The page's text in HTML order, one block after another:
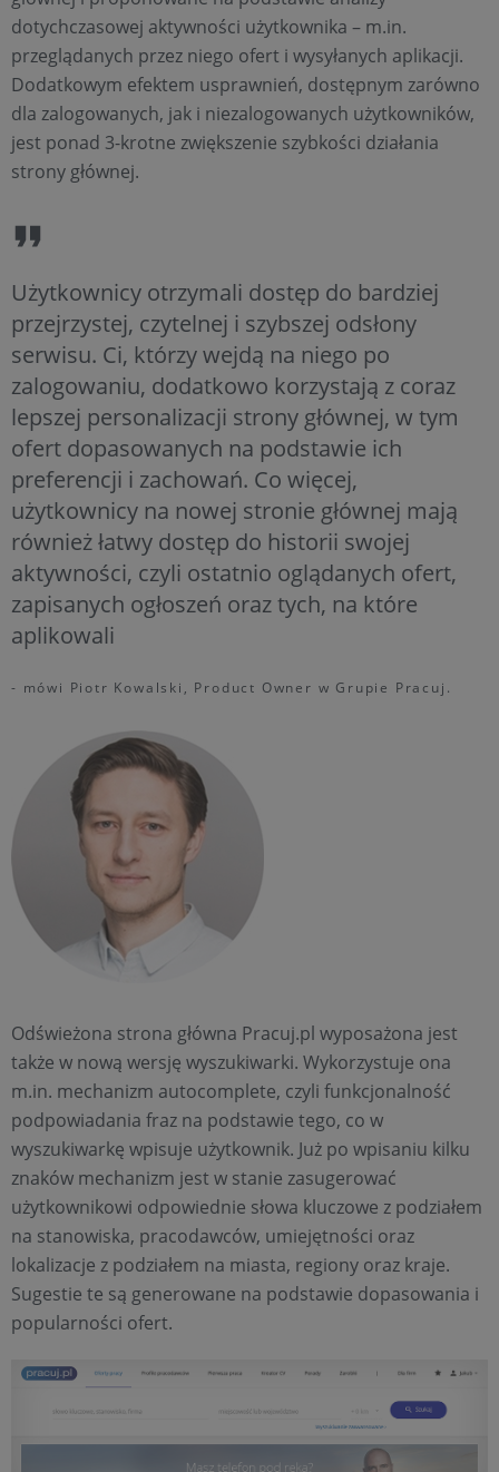
dotychczasowej aktywności użytkownika – m.in.
przeglądanych przez niego ofert i wysyłanych aplikacji.
Dodatkowym efektem usprawnień, dostępnym zarówno
dla zalogowanych, jak i niezalogowanych użytkowników,
jest ponad 3-krotne zwiększenie szybkości działania
strony głównej.
Użytkownicy otrzymali dostęp do bardziej
przejrzystej, czytelnej i szybszej odsłony
serwisu. Ci, którzy wejdą na niego po
zalogowaniu, dodatkowo korzystają z coraz
lepszej personalizacji strony głównej, w tym
ofert dopasowanych na podstawie ich
preferencji i zachowań. Co więcej,
użytkownicy na nowej stronie głównej mają
również łatwy dostęp do historii swojej
aktywności, czyli ostatnio oglądanych ofert,
zapisanych ogłoszeń oraz tych, na które
aplikowali
- mówi Piotr Kowalski, Product Owner w Grupie Pracuj.
Odświeżona strona główna Pracuj.pl wyposażona jest
także w nową wersję wyszukiwarki. Wykorzystuje ona
m.in. mechanizm autocomplete, czyli funkcjonalność
podpowiadania fraz na podstawie tego, co w
wyszukiwarkę wpisuje użytkownik. Już po wpisaniu kilku
znaków mechanizm jest w stanie zasugerować
użytkownikowi odpowiednie słowa kluczowe z podziałem
na stanowiska, pracodawców, umiejętności oraz
lokalizacje z podziałem na miasta, regiony oraz kraje.
Sugestie te są generowane na podstawie dopasowania i
popularności ofert.